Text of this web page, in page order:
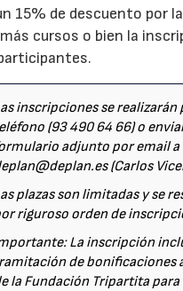
15% de descuento por
cursos o bien la
inscripciones se realizarán
(93 490 64 66) o
adjunto por email a
(Carlos
plazas son limitadas y se
riguroso orden de
La inscripción
de bonificaciones
la Fundación Tripartita para